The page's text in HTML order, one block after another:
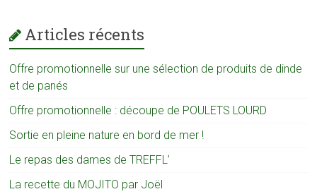
Articles récents
Offre promotionnelle sur une sélection de produits de dinde
et de panés
Offre promotionnelle : découpe de POULETS LOURD
Sortie en pleine nature en bord de mer !
Le repas des dames de TREFFL’
La recette du MOJITO par Joël